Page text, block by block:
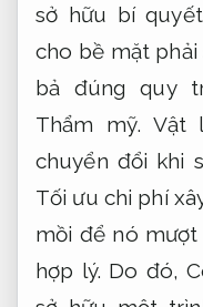
sở hữu bí
cho bề mặt
bả đúng quy
Thẩm mỹ. Vật
chuyển đổi khi
Tối ưu chi phí
mồi để nó mượt
hợp lý. Do đó,